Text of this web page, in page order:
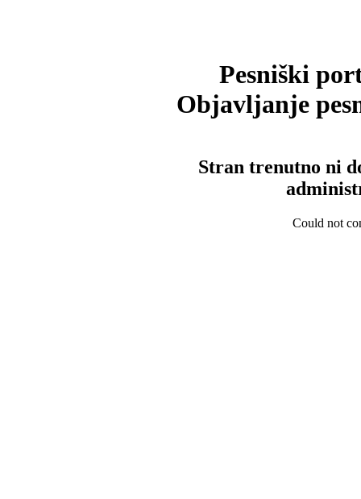
Pesniški
Objavljanje
Stran trenutno ni
Could not